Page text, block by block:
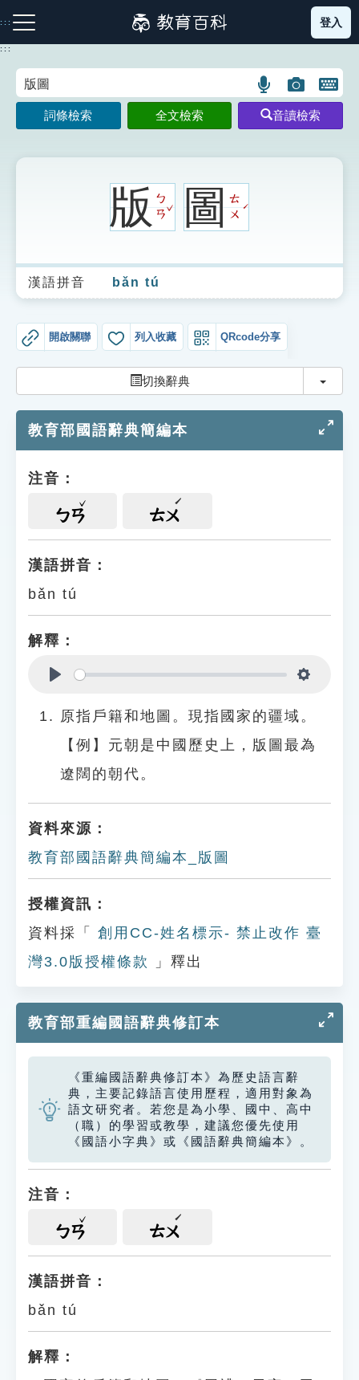
到
主
:::
注音索引圖示 筆畫索引圖示 部首索引表圖示
生字詞彙表
成語故事
索引選單
單字索引
遊戲專區
貓頭鷹博士
登入
:::
語
言
搜
圖
片
搜
開
鍵
圖
詞條檢索 全文檢索 音讀檢索
版ㄅ
ㄢ
ˇ圖ㄊ
ㄨ
ˊ
漢語拼音 bǎn tú
開啟關聯 列入收藏 QRcode分享
切換辭典 切換
教育部國語辭典簡編本
注音：
ㄅㄢ ㄊㄨ
漢語拼音：
bǎn tú
解釋：
原指戶籍和地圖。現指國家的疆域。
【例】元朝是中國歷史上，版圖最為
遼闊的朝代。
資料來源：
教育部國語辭典簡編本_版圖
授權資訊：
資料採「
創用CC-姓名標示- 禁止改作 臺
灣3.0版授權條款
」釋出
教育部重編國語辭典修訂本
《重編國語辭典修訂本》為歷史語言辭
典，主要記錄語言使用歷程，適用對象為
語文研究者。若您是為小學、國中、高中
（職）的學習或教學，建議您優先使用
《國語小字典》或《國語辭典簡編本》。
注音：
ㄅㄢ ㄊㄨ
漢語拼音：
bǎn tú
解釋：